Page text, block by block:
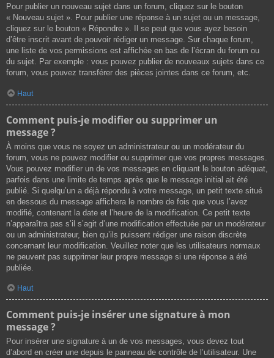
Pour publier un nouveau sujet dans un forum, cliquez sur le bouton
« Nouveau sujet ». Pour publier une réponse à un sujet ou un message,
cliquez sur le bouton « Répondre ». Il se peut que vous ayez besoin
d’être inscrit avant de pouvoir rédiger un message. Sur chaque forum,
une liste de vos permissions est affichée en bas de l’écran du forum ou
du sujet. Par exemple : vous pouvez publier de nouveaux sujets dans ce
forum, vous pouvez transférer des pièces jointes dans ce forum, etc.
Haut
Comment puis-je modifier ou supprimer un
message ?
À moins que vous ne soyez un administrateur ou un modérateur du
forum, vous ne pouvez modifier ou supprimer que vos propres messages.
Vous pouvez modifier un de vos messages en cliquant le bouton adéquat,
parfois dans une limite de temps après que le message initial ait été
publié. Si quelqu’un a déjà répondu à votre message, un petit texte situé
en dessous du message affichera le nombre de fois que vous l’avez
modifié, contenant la date et l’heure de la modification. Ce petit texte
n’apparaîtra pas s’il s’agit d’une modification effectuée par un modérateur
ou un administrateur, bien qu’ils puissent rédiger une raison discrète
concernant leur modification. Veuillez noter que les utilisateurs normaux
ne peuvent pas supprimer leur propre message si une réponse a été
publiée.
Haut
Comment puis-je insérer une signature à mon
message ?
Pour insérer une signature à un de vos messages, vous devez tout
d’abord en créer une depuis le panneau de contrôle de l’utilisateur. Une